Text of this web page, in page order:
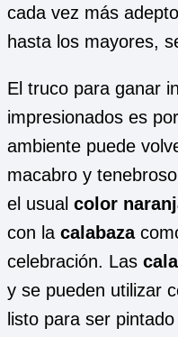
cada vez más
hasta los mayores,
El truco para ganar
impresionados es
ambiente puede
macabro y
el usual color
con la calabaza
celebración. Las
y se pueden utilizar
listo para ser